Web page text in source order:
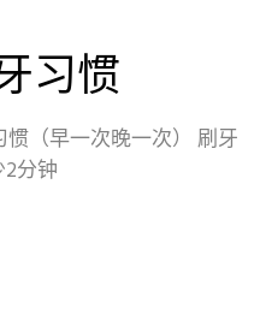
习惯
（早一次晚一次） 刷牙
分钟